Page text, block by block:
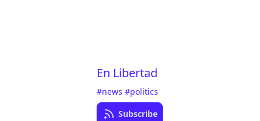
En Libertad
#news#politics
Subscribe